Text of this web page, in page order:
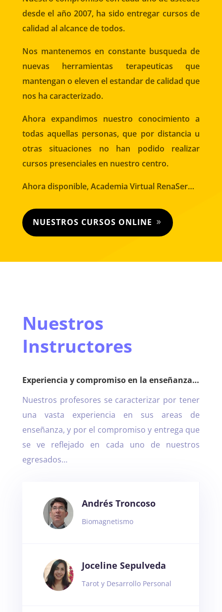
desde el año 2007, ha sido entregar cursos de
calidad al alcance de todos.
Nos mantenemos en constante busqueda de
nuevas herramientas terapeuticas que
mantengan o eleven el estandar de calidad que
nos ha caracterizado.
Ahora expandimos nuestro conocimiento a
todas aquellas personas, que por distancia u
otras situaciones no han podido realizar
cursos presenciales en nuestro centro.
Ahora disponible, Academia Virtual RenaSer…
NUESTROS CURSOS ONLINE
Nuestros
Instructores
Experiencia y compromiso en la enseñanza…
Nuestros profesores se caracterizar por tener
una vasta experiencia en sus areas de
enseñanza, y por el compromiso y entrega que
se ve reflejado en cada uno de nuestros
egresados…
Andrés Troncoso
Biomagnetismo
Joceline Sepulveda
Tarot y Desarrollo Personal